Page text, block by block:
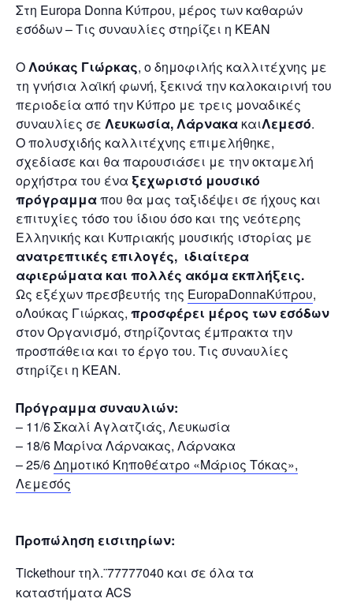
Στη Europa Donna Κύπρου, μέρος των καθαρών
εσόδων – Τις συναυλίες στηρίζει η ΚΕΑΝ
ΟΛούκας Γιώρκας, ο δημοφιλής καλλιτέχνης με
τη γνήσια λαϊκή φωνή, ξεκινά την καλοκαιρινή του
περιοδεία από την Κύπρο με τρεις μοναδικές
συναυλίες σε Λευκωσία, Λάρνακα καιΛεμεσό.
Ο πολυσχιδής καλλιτέχνης επιμελήθηκε,
σχεδίασε και θα παρουσιάσει με την οκταμελή
ορχήστρα του ένα ξεχωριστό μουσικό
πρόγραμμαπου θα μας ταξιδέψει σε ήχους και
επιτυχίες τόσο του ίδιου όσο και της νεότερης
Ελληνικής και Κυπριακής μουσικής ιστορίας με
ανατρεπτικές επιλογές, ιδιαίτερα
αφιερώματα και πολλές ακόμα εκπλήξεις.
Ως εξέχων πρεσβευτής της EuropaDonnaΚύπρου,
oΛούκας Γιώρκας, προσφέρει μέρος των εσόδων
στον Οργανισμό, στηρίζοντας έμπρακτα την
προσπάθεια και το έργο του. Τις συναυλίες
στηρίζει η ΚΕΑΝ.
Πρόγραμμα συναυλιών:
– 11/6 Σκαλί Αγλατζιάς, Λευκωσία
– 18/6 Μαρίνα Λάρνακας, Λάρνακα
– 25/6Δημοτικό Κηποθέατρο «Μάριος Τόκας»,
Λεμεσός
Προπώληση εισιτηρίων:
Tickethour τηλ.¨77777040 και σε όλα τα
καταστήματα ACS